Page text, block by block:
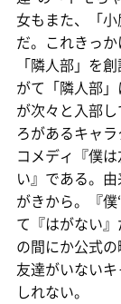
女もまた、「
だ。これきっ
「隣人部」を
がて「隣人部
が次々と入部
ろがあるキャ
コメディ『僕
い』である。
がきから。『僕
て『はがない
の間にか公式
友達がいない
しれない。